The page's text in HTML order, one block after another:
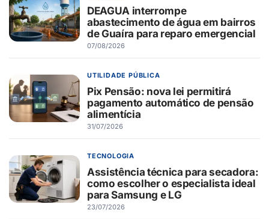
DEAGUA interrompe
abastecimento de água em bairros
de Guaíra para reparo emergencial
07/08/2026
UTILIDADE PÚBLICA
Pix Pensão: nova lei permitirá
pagamento automático de pensão
alimentícia
31/07/2026
TECNOLOGIA
Assistência técnica para secadora:
como escolher o especialista ideal
para Samsung e LG
23/07/2026